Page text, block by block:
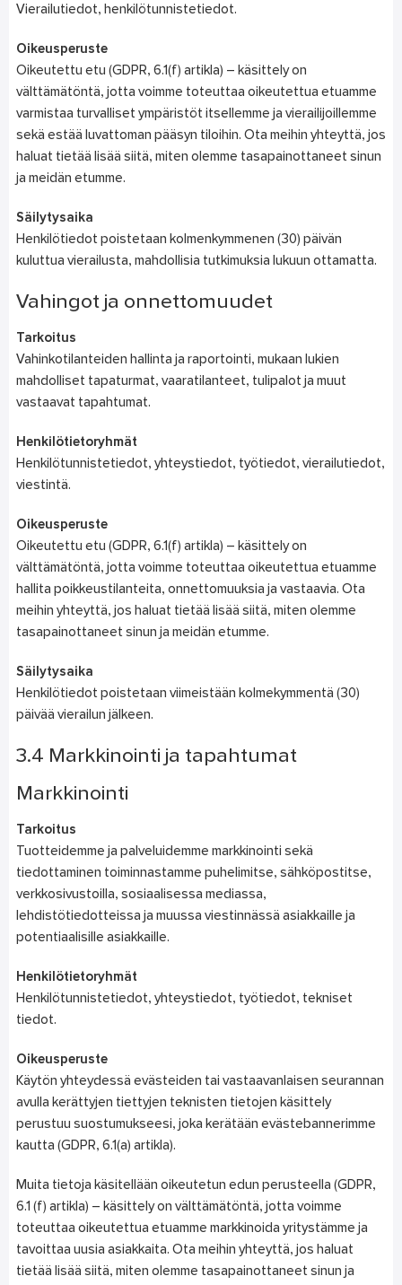
Vierailutiedot, henkilötunnistetiedot.
Oikeusperuste
Oikeutettu etu (GDPR, 6.1(f) artikla) – käsittely on
välttämätöntä, jotta voimme toteuttaa oikeutettua etuamme
varmistaa turvalliset ympäristöt itsellemme ja vierailijoillemme
sekä estää luvattoman pääsyn tiloihin. Ota meihin yhteyttä, jos
haluat tietää lisää siitä, miten olemme tasapainottaneet sinun
ja meidän etumme.
Säilytysaika
Henkilötiedot poistetaan kolmenkymmenen (30) päivän
kuluttua vierailusta, mahdollisia tutkimuksia lukuun ottamatta.
Vahingot ja onnettomuudet
Tarkoitus
Vahinkotilanteiden hallinta ja raportointi, mukaan lukien
mahdolliset tapaturmat, vaaratilanteet, tulipalot ja muut
vastaavat tapahtumat.
Henkilötietoryhmät
Henkilötunnistetiedot, yhteystiedot, työtiedot, vierailutiedot,
viestintä.
Oikeusperuste
Oikeutettu etu (GDPR, 6.1(f) artikla) – käsittely on
välttämätöntä, jotta voimme toteuttaa oikeutettua etuamme
hallita poikkeustilanteita, onnettomuuksia ja vastaavia. Ota
meihin yhteyttä, jos haluat tietää lisää siitä, miten olemme
tasapainottaneet sinun ja meidän etumme.
Säilytysaika
Henkilötiedot poistetaan viimeistään kolmekymmentä (30)
päivää vierailun jälkeen.
3.4 Markkinointi ja tapahtumat
Markkinointi
Tarkoitus
Tuotteidemme ja palveluidemme markkinointi sekä
tiedottaminen toiminnastamme puhelimitse, sähköpostitse,
verkkosivustoilla, sosiaalisessa mediassa,
lehdistötiedotteissa ja muussa viestinnässä asiakkaille ja
potentiaalisille asiakkaille.
Henkilötietoryhmät
Henkilötunnistetiedot, yhteystiedot, työtiedot, tekniset
tiedot.
Oikeusperuste
Käytön yhteydessä evästeiden tai vastaavanlaisen seurannan
avulla kerättyjen tiettyjen teknisten tietojen käsittely
perustuu suostumukseesi, joka kerätään evästebannerimme
kautta (GDPR, 6.1(a) artikla).
Muita tietoja käsitellään oikeutetun edun perusteella (GDPR,
6.1 (f) artikla) – käsittely on välttämätöntä, jotta voimme
toteuttaa oikeutettua etuamme markkinoida yritystämme ja
tavoittaa uusia asiakkaita. Ota meihin yhteyttä, jos haluat
tietää lisää siitä, miten olemme tasapainottaneet sinun ja